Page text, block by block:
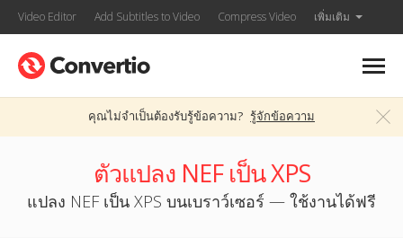
Video Editor Add Subtitles to Video Compress Video เพิ่มเติม
คุณไม่จำเป็นต้องรับรู้ข้อความ? รู้จักข้อความ
ตัวแปลง NEF เป็น XPS
แปลง NEF เป็น XPS บนเบราว์เซอร์ — ใช้งานได้ฟรี